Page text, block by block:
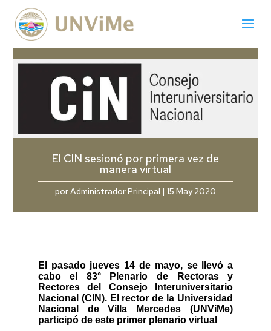
El CIN sesionó por primera vez de
manera virtual
porAdministrador Principal | 15 May 2020
El pasado jueves 14 de mayo, se llevó a
cabo el 83° Plenario de Rectoras y
Rectores del Consejo Interuniversitario
Nacional (CIN). El rector de la Universidad
Nacional de Villa Mercedes (UNViMe)
participó de este primer plenario virtual